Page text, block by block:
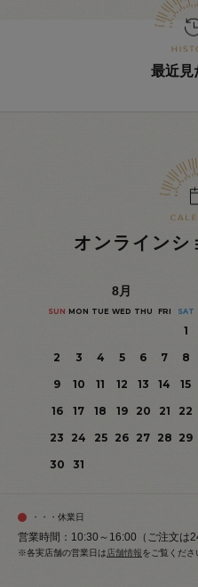
最近見
オンラインシ
8月
SUN MON TUE WED THU FRI SAT
1
2
3 4 5 6 7
8
9
10 11 12 13 14
15
16
17 18 19 20 21
22
23
24 25 26 27 28 29
30
31
・・・休業日
営業時間：10:30～16:00（ご注文は
※各実店舗の営業日は 店舗情報をご覧くださ